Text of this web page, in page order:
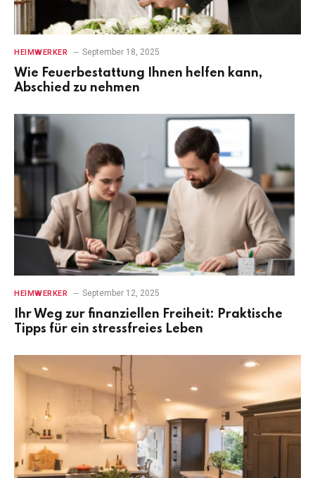
HEIMWERKER September 18, 2025
Wie Feuerbestattung Ihnen helfen kann,
Abschied zu nehmen
HEIMWERKER September 12, 2025
Ihr Weg zur finanziellen Freiheit: Praktische
Tipps für ein stressfreies Leben